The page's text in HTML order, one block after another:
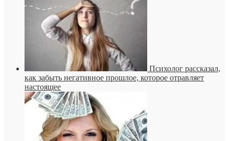
Психолог рассказал,
как забыть негативное прошлое, которое отравляет
настоящее